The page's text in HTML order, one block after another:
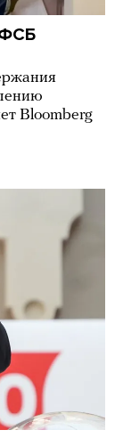
ФСБ
Bloomberg